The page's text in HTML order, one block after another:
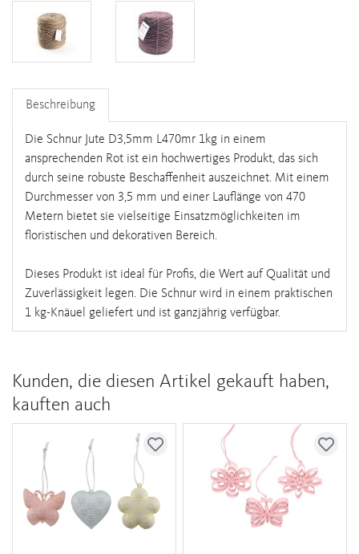
Beschreibung
Die Schnur Jute D3,5mm L470mr 1kg in einem
ansprechenden Rot ist ein hochwertiges Produkt, das sich
durch seine robuste Beschaffenheit auszeichnet. Mit einem
Durchmesser von 3,5 mm und einer Lauflänge von 470
Metern bietet sie vielseitige Einsatzmöglichkeiten im
floristischen und dekorativen Bereich.
Dieses Produkt ist ideal für Profis, die Wert auf Qualität und
Zuverlässigkeit legen. Die Schnur wird in einem praktischen
1 kg-Knäuel geliefert und ist ganzjährig verfügbar.
Kunden, die diesen Artikel gekauft haben,
kauften auch